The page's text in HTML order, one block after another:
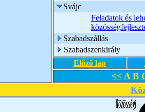
Svájc
Feladatok és
Szabadszállás
Szabadszenkirály
Előző lap
<< A B